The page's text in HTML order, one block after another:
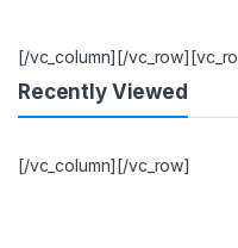
[/vc_column][/
Recently Viewed
[/vc_column][/vc_row]